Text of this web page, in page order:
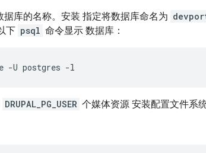
据库的名称。安装 指定将数据库命名为
下 psql 命令显示 数据库：
-U postgres -l
DRUPAL_PG_USER 个媒体资源 安装配置文件系